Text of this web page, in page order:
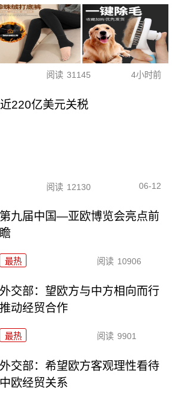
阅读 31145 4小时前
220亿美元关税
阅读 12130 06-12
第九届中国—亚欧博览会亮点前
瞻
最热 阅读 10906
外交部：望欧方与中方相向而行
推动经贸合作
最热 阅读 9901
外交部：希望欧方客观理性看待
中欧经贸关系